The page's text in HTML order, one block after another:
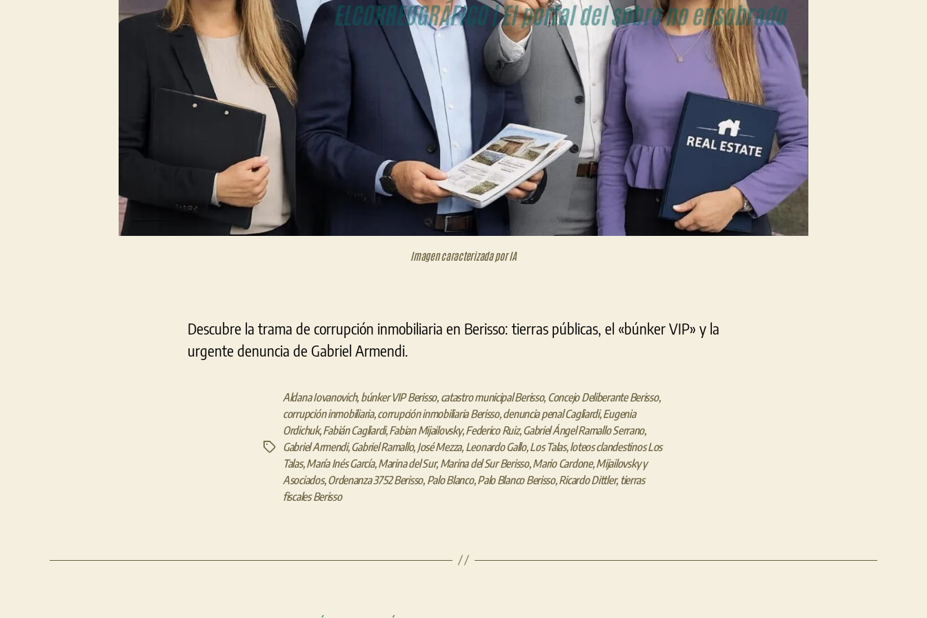
Imagen caracterizada por IA
Descubre la trama de corrupción inmobiliaria en Berisso: tierras públicas, el «búnker VIP» y la
urgente denuncia de Gabriel Armendi.
Etiquetas
Aldana Iovanovich, búnker VIP Berisso, catastro municipal Berisso, Concejo Deliberante Berisso,
corrupción inmobiliaria,corrupción inmobiliaria Berisso,denuncia penal Cagliardi,Eugenia
Ordichuk,Fabián Cagliardi,Fabian Mijailovsky,Federico Ruiz,Gabriel Ángel Ramallo Serrano,
Gabriel Armendi,Gabriel Ramallo, José Mezza, Leonardo Gallo,Los Talas,loteos clandestinos Los
Talas,María Inés García,Marina del Sur,Marina del Sur Berisso,Mario Cardone,Mijailovsky y
Asociados,Ordenanza 3752 Berisso, Palo Blanco,Palo Blanco Berisso,Ricardo Dittler, tierras
fiscales Berisso